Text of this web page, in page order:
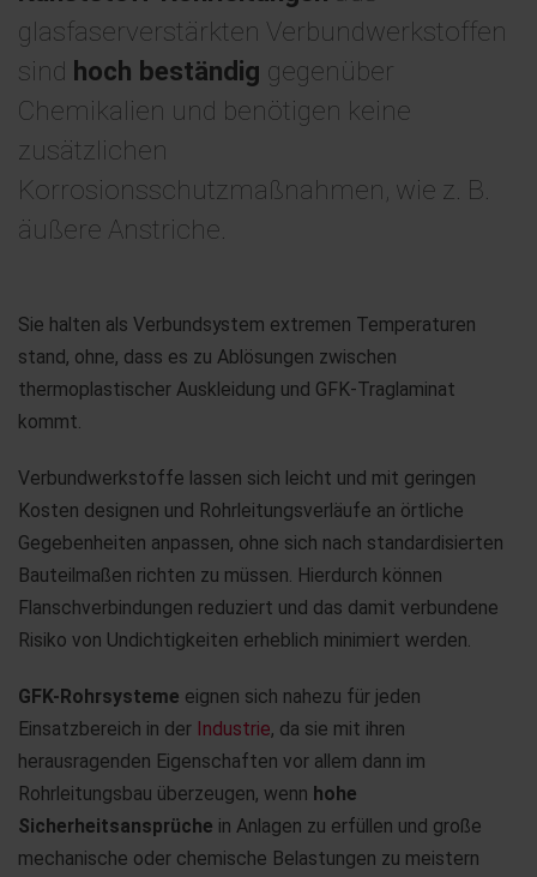
glasfaserverstärkten Verbundwerkstoffen
sind hoch beständig gegenüber
Chemikalien und benötigen keine
zusätzlichen
Korrosionsschutzmaßnahmen, wie z. B.
äußere Anstriche.
Sie halten als Verbundsystem extremen Temperaturen
stand, ohne, dass es zu Ablösungen zwischen
thermoplastischer Auskleidung und GFK-Traglaminat
kommt.
Verbundwerkstoffe lassen sich leicht und mit geringen
Kosten designen und Rohrleitungsverläufe an örtliche
Gegebenheiten anpassen, ohne sich nach standardisierten
Bauteilmaßen richten zu müssen. Hierdurch können
Flanschverbindungen reduziert und das damit verbundene
Risiko von Undichtigkeiten erheblich minimiert werden.
GFK-Rohrsysteme eignen sich nahezu für jeden
Einsatzbereich in der Industrie, da sie mit ihren
herausragenden Eigenschaften vor allem dann im
Rohrleitungsbau überzeugen, wenn hohe
Sicherheitsansprüche in Anlagen zu erfüllen und große
mechanische oder chemische Belastungen zu meistern